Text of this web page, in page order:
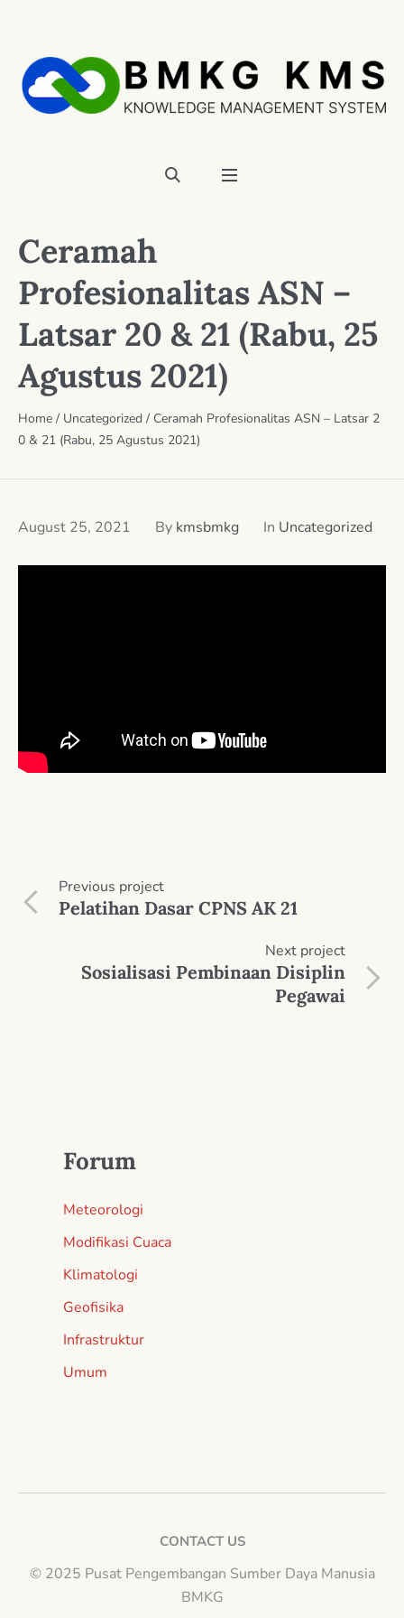
Ceramah
Profesionalitas ASN –
Latsar 20 & 21 (Rabu, 25
Agustus 2021)
Home / Uncategorized / Ceramah Profesionalitas ASN – Latsar 2
0 & 21 (Rabu, 25 Agustus 2021)
August 25, 2021 By kmsbmkg In Uncategorized
Previous project
Pelatihan Dasar CPNS AK 21
Next project
Sosialisasi Pembinaan Disiplin
Pegawai
Forum
Meteorologi
Modifikasi Cuaca
Klimatologi
Geofisika
Infrastruktur
Umum
CONTACT US
© 2025 Pusat Pengembangan Sumber Daya Manusia
BMKG